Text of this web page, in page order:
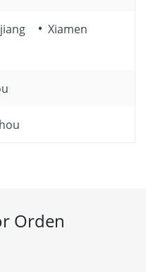
Xiamen
Orden